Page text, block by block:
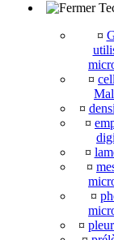
¤
¤
¤
¤
¤
¤
¤
¤